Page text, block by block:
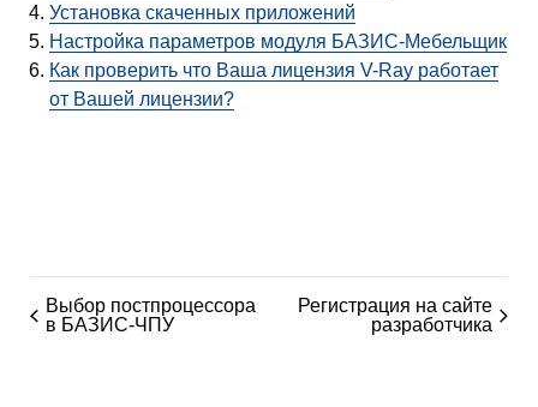
Установка скаченных приложений
Настройка параметров модуля БАЗИС-Мебельщик
Как проверить что Ваша лицензия V-Ray работает
от Вашей лицензии?
Выбор постпроцессора
в БАЗИС-ЧПУ
Регистрация на сайте
разработчика